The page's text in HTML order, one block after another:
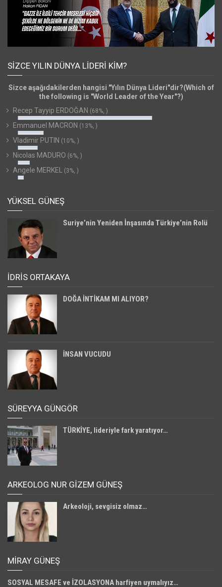
SIZCE YILIN DÜNYA LIDERI KIM?
Sizce aşağıdakilerden hangisi "Yılın Dünya Lideri"dir?(Which of
the following is "World Leader of the Year"?)
Recep Tayyip ERDOĞAN (68%, )
Emmanuel MACRON (13%, )
Vladimir PUTIN (10%, )
Nicolas MADURO (6%, )
Angele MERKEL (3%, )
YÜKSEL GÜNEŞ
Suriye’nin Yeniden İnşasında Türkiye’nin Rolü
İDRİS ORTAKAYA
DOĞA İNTİKAM MI ALIYOR?
İNSAN VUCUDU
SÜREYYA GÜNGÖR
TÜRKİYE, lideriyle fark yaratıyor…
ARKEOLOG NUR GİZEM GÜNEŞ
Arkeoloji, sevgisiz olmaz…
MIRAY GÜNEŞ
SOSYAL MESAFE ve İZOLASYONA harfiyen uymalıyız…